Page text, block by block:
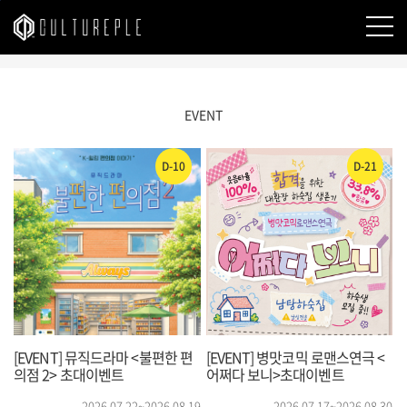
본문바로가기
EVENT
D-10
[EVENT] 뮤직드라마 <불편한 편
의점 2> 초대이벤트
D-21
[EVENT] 병맛코믹 로맨스연극 <
어쩌다 보니>초대이벤트